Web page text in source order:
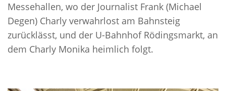
Messehallen, wo der Journalist Frank (Michael
Degen) Charly verwahrlost am Bahnsteig
zurücklässt, und der U-Bahnhof Rödingsmarkt, an
dem Charly Monika heimlich folgt.